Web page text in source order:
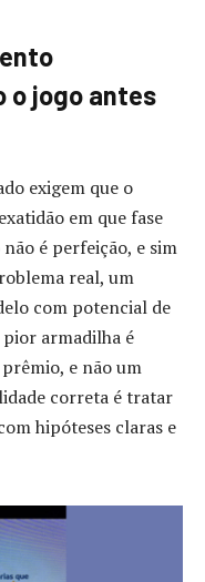
o jogo antes
exigem que o
em que fase
é perfeição, e sim
real, um
com potencial de
pior armadilha é
e não um
correta é tratar
hipóteses claras e